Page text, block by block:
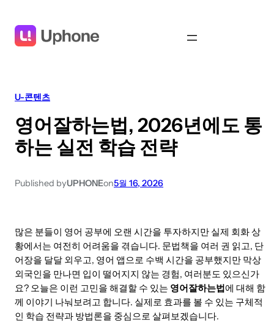
U-콘텐츠
영어잘하는법, 2026년에도 통
하는 실전 학습 전략
Published byUPHONEon5월 16, 2026
많은 분들이 영어 공부에 오랜 시간을 투자하지만 실제 회화 상
황에서는 여전히 어려움을 겪습니다. 문법책을 여러 권 읽고, 단
어장을 달달 외우고, 영어 앱으로 수백 시간을 공부했지만 막상
외국인을 만나면 입이 떨어지지 않는 경험, 여러분도 있으신가
요? 오늘은 이런 고민을 해결할 수 있는 영어잘하는법에 대해 함
께 이야기 나눠보려고 합니다. 실제로 효과를 볼 수 있는 구체적
인 학습 전략과 방법론을 중심으로 살펴보겠습니다.